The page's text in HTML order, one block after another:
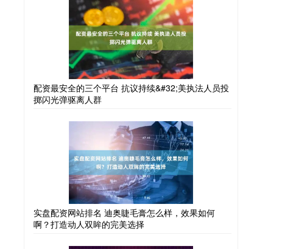
配资最安全的三个平台 抗议持续&#32;美执法人员投
掷闪光弹驱离人群
实盘配资网站排名 迪奥睫毛膏怎么样，效果如何
啊？打造动人双眸的完美选择